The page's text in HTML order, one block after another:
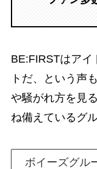
BE:FIRSTはアイ
トだ、という声
や騒がれ方を見
ね備えているグル
ボイーズグル